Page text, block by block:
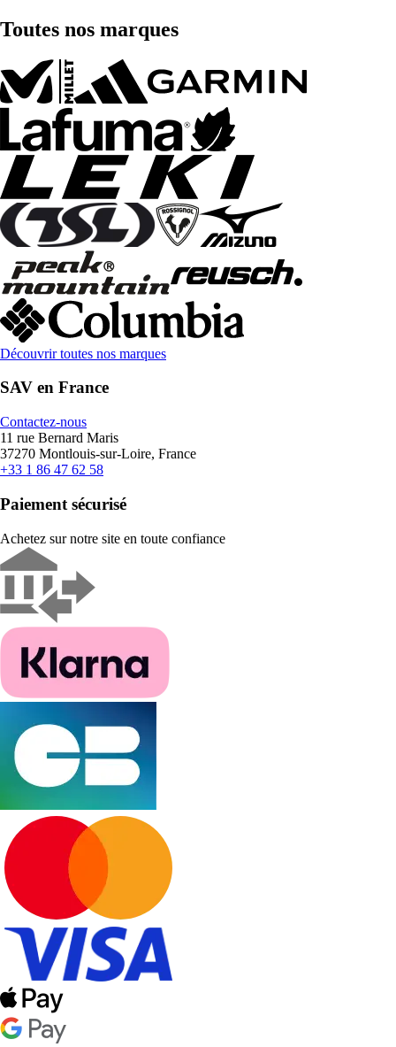
Toutes nos marques
Découvrir toutes nos marques
SAV en France
Contactez-nous
11 rue Bernard Maris
37270 Montlouis-sur-Loire, France
+33 1 86 47 62 58
Paiement sécurisé
Achetez sur notre site en toute confiance